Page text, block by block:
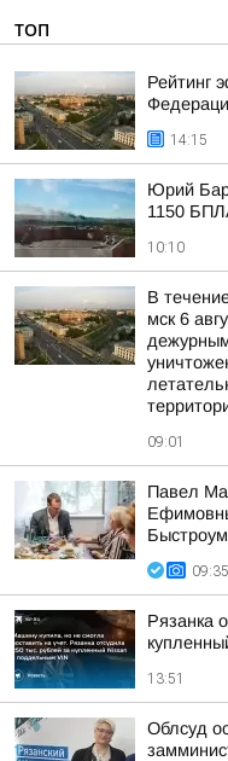
ТОП
Рейтинг
14:15
Юрий
1150
10:10
В
мск 6
09:01
Павел
09:35
Рязанка
13:51
Облсуд